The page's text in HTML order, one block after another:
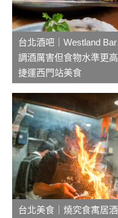
台北酒吧｜Westland
調酒厲害但食物水準更
捷運西門站美食
台北美食｜燒究食寓居